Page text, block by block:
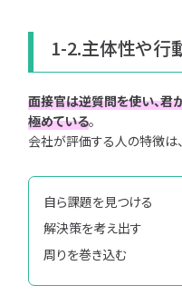
1-2.主体性や行
面接官は逆質問を使い、君
極めている。
会社が評価する人の特徴は
自ら課題を見つける
解決策を考え出す
周りを巻き込む